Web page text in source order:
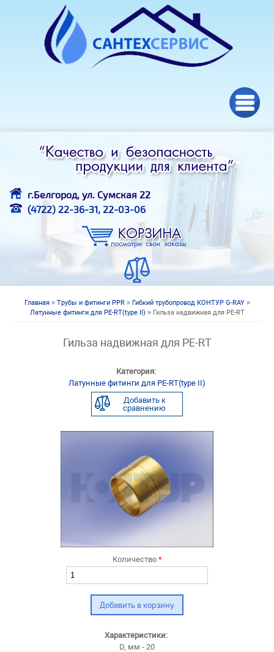
Перейти к основному содержанию
г.Белгород, ул. Сумская 22
(4722) 22-36-31, 22-03-06
Вы здесь
Главная» Трубы и фитинги PPR» Гибкий трубопровод КОНТУР G-RAY»
Латунные фитинги для PE-RT(type II) » Гильза надвижная для PE-RT
Гильза надвижная для PE-RT
Категория:
Латунные фитинги для PE-RT(type II)
Добавить к
сравнению
Количество *
Характеристики:
D, мм - 20